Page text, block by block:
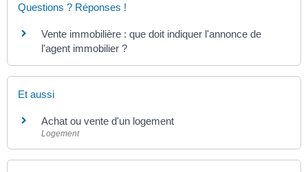
Questions ? Réponses !
Vente immobilière : que doit indiquer l'annonce de
l'agent immobilier ?
Et aussi
Achat ou vente d'un logement
Logement